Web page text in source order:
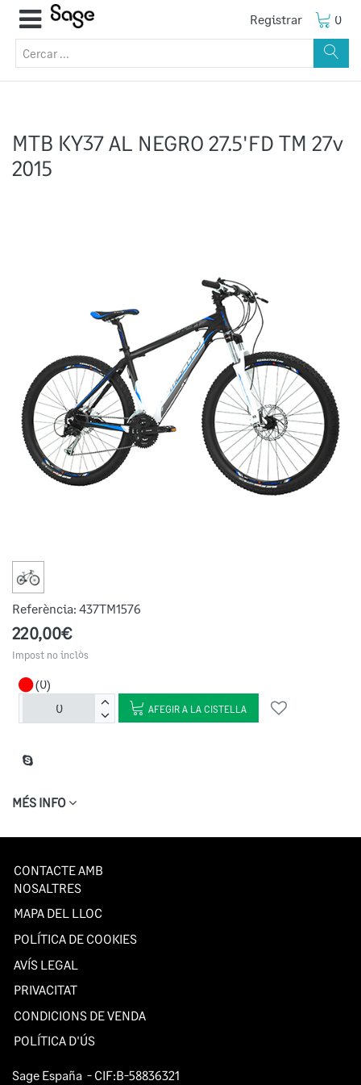
Registrar 0
MTB KY37 AL NEGRO 27.5'FD TM 27v
2015
Referència: 437TM1576
220,00€
Impost no inclòs
(0)
AFEGIR A LA CISTELLA
MÉS INFO
CONTACTE AMB
NOSALTRES
MAPA DEL LLOC
POLÍTICA DE COOKIES
AVÍS LEGAL
PRIVACITAT
CONDICIONS DE VENDA
POLÍTICA D'ÚS
Sage España - CIF:B-58836321